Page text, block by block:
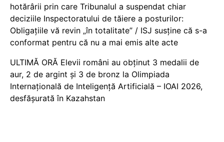
hotărârii prin care Tribunalul a suspendat chiar
deciziile Inspectoratului de tăiere a posturilor:
Obligațiile vă revin „în totalitate” / ISJ susține că s-a
conformat pentru că nu a mai emis alte acte
ULTIMĂ ORĂ Elevii români au obținut 3 medalii de
aur, 2 de argint și 3 de bronz la Olimpiada
Internațională de Inteligență Artificială – IOAI 2026,
desfășurată în Kazahstan